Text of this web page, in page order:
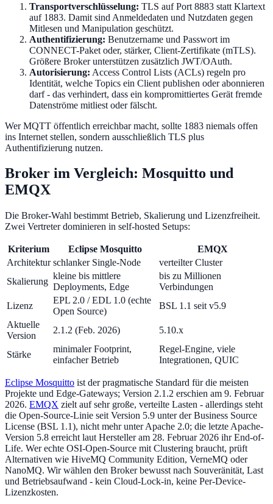
Transportverschlüsselung: TLS auf Port 8883 statt Klartext
auf 1883. Damit sind Anmeldedaten und Nutzdaten gegen
Mitlesen und Manipulation geschützt.
Authentifizierung: Benutzername und Passwort im
CONNECT-Paket oder, stärker, Client-Zertifikate (mTLS).
Größere Broker unterstützen zusätzlich JWT/OAuth.
Autorisierung: Access Control Lists (ACLs) regeln pro
Identität, welche Topics ein Client publishen oder abonnieren
darf - das verhindert, dass ein kompromittiertes Gerät fremde
Datenströme mitliest oder fälscht.
Wer MQTT öffentlich erreichbar macht, sollte 1883 niemals offen
ins Internet stellen, sondern ausschließlich TLS plus
Authentifizierung nutzen.
Broker im Vergleich: Mosquitto und
EMQX
Die Broker-Wahl bestimmt Betrieb, Skalierung und Lizenzfreiheit.
Zwei Vertreter dominieren in self-hosted Setups:
Kriterium Eclipse Mosquitto
EMQX
Architektur schlanker Single-Node
verteilter Cluster
Skalierung
kleine bis mittlere
Deployments, Edge
bis zu Millionen
Verbindungen
Lizenz
EPL 2.0 / EDL 1.0 (echte
Open Source)
BSL 1.1 seit v5.9
Aktuelle
Version
2.1.2 (Feb. 2026) 5.10.x
Stärke
minimaler Footprint,
einfacher Betrieb
Regel-Engine, viele
Integrationen, QUIC
Eclipse Mosquitto ist der pragmatische Standard für die meisten
Projekte und Edge-Gateways; Version 2.1.2 erschien am 9. Februar
2026. EMQX zielt auf sehr große, verteilte Lasten - allerdings steht
die Open-Source-Linie seit Version 5.9 unter der Business Source
License (BSL 1.1), nicht mehr unter Apache 2.0; die letzte Apache-
Version 5.8 erreicht laut Hersteller am 28. Februar 2026 ihr End-of-
Life. Wer echte OSI-Open-Source mit Clustering braucht, prüft
Alternativen wie HiveMQ Community Edition, VerneMQ oder
NanoMQ. Wir wählen den Broker bewusst nach Souveränität, Last
und Betriebsaufwand - kein Cloud-Lock-in, keine Per-Device-
Lizenzkosten.